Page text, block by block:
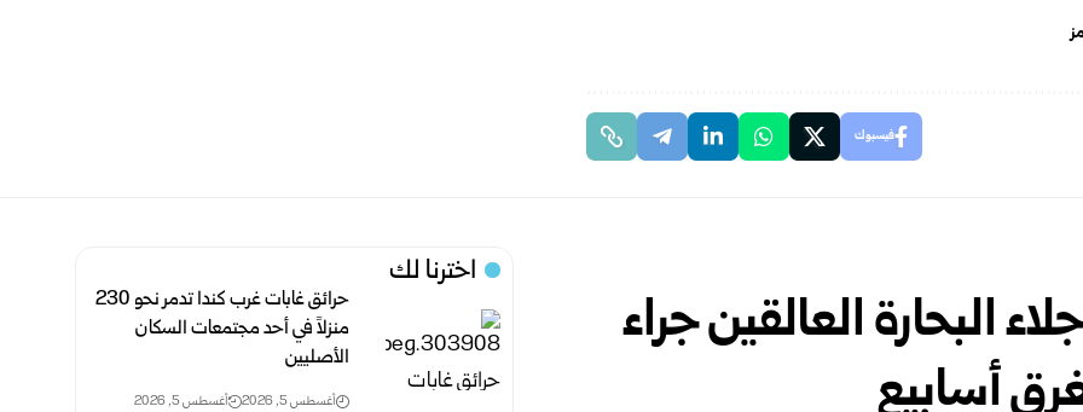
فيسبوك
البحارة العالقين جراء
أسابيع
اخترنا لك
حرائق غابات غرب كندا تدمر نحو 230
منزلاً في أحد مجتمعات السكان
الأصليين
أغسطس 5, 2026 أغسطس 5, 2026